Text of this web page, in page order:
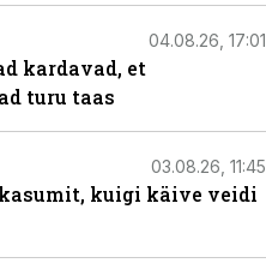
04.08.26, 17:01
kardavad, et
turu taas
03.08.26, 11:45
kuigi käive veidi